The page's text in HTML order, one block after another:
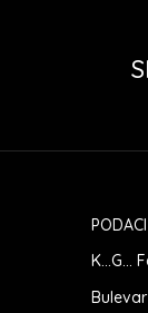
K...G...